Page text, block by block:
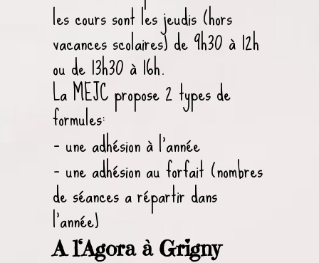
les cours sont les jeudis (hors
vacances scolaires) de 9h30 à 12h
ou de 13h30 à 16h.
La MEJC propose 2 types de
formules:
– une adhésion à l’année
– une adhésion au forfait (nombres
de séances a répartir dans
l’année)
A l‘Agora à Grigny